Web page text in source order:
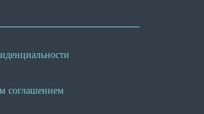
соглашением